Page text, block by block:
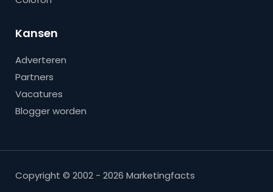
Kansen
Adverteren
Partners
Vacatures
Blogger worden
Copyright © 2002 - 2026 Marketingfacts